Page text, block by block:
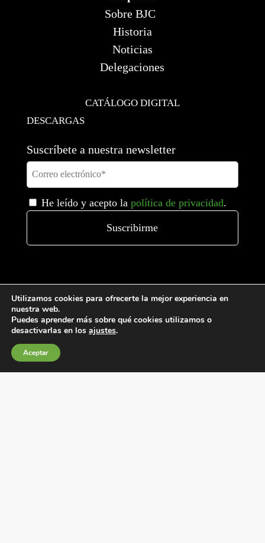
Sobre BJC
Historia
Noticias
Delegaciones
CATÁLOGO DIGITAL
DESCARGAS
Suscríbete a nuestra newsletter
He leído y acepto la política de privacidad.
Condiciones generales de venta
Utilizamos cookies para ofrecerte la mejor experiencia en
nuestra web.
Puedes aprender más sobre qué cookies utilizamos o
desactivarlas en los ajustes.
Aceptar